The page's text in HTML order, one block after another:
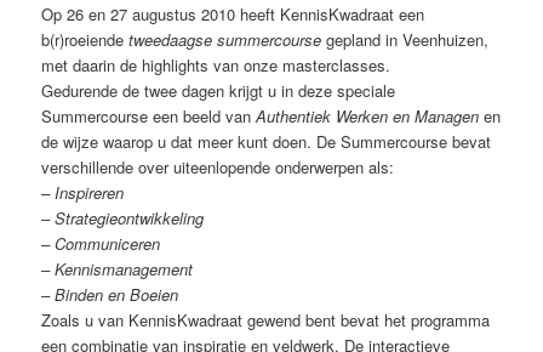
Op 26 en 27 augustus 2010 heeft KennisKwadraat een
b(r)roeiendetweedaagse summercourse gepland in Veenhuizen,
met daarin de highlights van onze masterclasses.
Gedurende de twee dagen krijgt u in deze speciale
Summercourse een beeld vanAuthentiek Werken en Managen en
de wijze waarop u dat meer kunt doen. De Summercourse bevat
verschillende over uiteenlopende onderwerpen als:
– Inspireren
– Strategieontwikkeling
– Communiceren
– Kennismanagement
– Binden en Boeien
Zoals u van KennisKwadraat gewend bent bevat het programma
een combinatie van inspiratie en veldwerk. De interactieve